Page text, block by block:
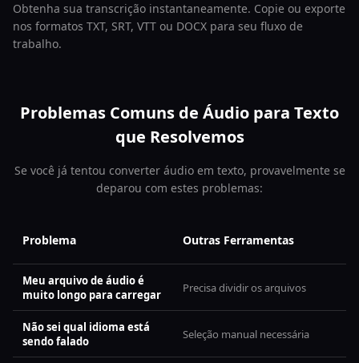
Obtenha sua transcrição instantaneamente. Copie ou exporte
nos formatos TXT, SRT, VTT ou DOCX para seu fluxo de
trabalho.
Problemas Comuns de Áudio para Texto
que Resolvemos
Se você já tentou converter áudio em texto, provavelmente se
deparou com estes problemas:
Problema
Meu arquivo de áudio é
muito longo para carregar
Não sei qual idioma está
sendo falado
Outras Ferramentas
Precisa dividir os arquivos
Seleção manual necessária